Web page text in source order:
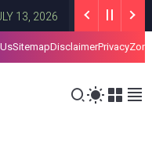
Roy Suryo dan dr
SitemapDisclaimerPrivacy